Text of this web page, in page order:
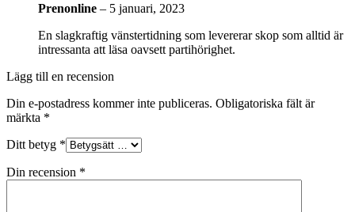
Prenonline – 5 januari, 2023
En slagkraftig vänstertidning som levererar skop som alltid är
intressanta att läsa oavsett partihörighet.
Lägg till en recension
Din e-postadress kommer inte publiceras. Obligatoriska fält är
märkta *
Ditt betyg *
Din recension *